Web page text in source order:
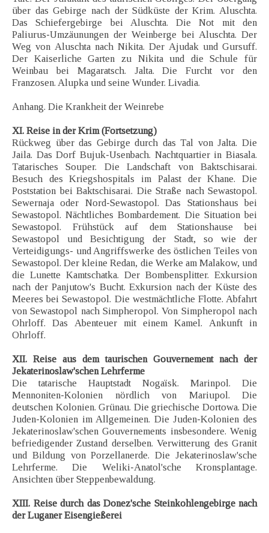
über das Gebirge nach der Südküste der Krim. Aluschta.
Das Schiefergebirge bei Aluschta. Die Not mit den
Paliurus-Umzäunungen der Weinberge bei Aluschta. Der
Weg von Aluschta nach Nikita. Der Ajudak und Gursuff.
Der Kaiserliche Garten zu Nikita und die Schule für
Weinbau bei Magaratsch. Jalta. Die Furcht vor den
Franzosen. Alupka und seine Wunder. Livadia.
Anhang. Die Krankheit der Weinrebe
XI. Reise in der Krim (Fortsetzung)
Rückweg über das Gebirge durch das Tal von Jalta. Die
Jaila. Das Dorf Bujuk-Usenbach. Nachtquartier in Biasala.
Tatarisches Souper. Die Landschaft von Baktschisarai.
Besuch des Kriegshospitals im Palast der Khane. Die
Poststation bei Baktschisarai. Die Straße nach Sewastopol.
Sewernaja oder Nord-Sewastopol. Das Stationshaus bei
Sewastopol. Nächtliches Bombardement. Die Situation bei
Sewastopol. Frühstück auf dem Stationshause bei
Sewastopol und Besichtigung der Stadt, so wie der
Verteidigungs- und Angriffswerke des östlichen Teiles von
Sewastopol. Der kleine Redan, die Werke am Malakow, und
die Lunette Kamtschatka. Der Bombensplitter. Exkursion
nach der Panjutow's Bucht. Exkursion nach der Küste des
Meeres bei Sewastopol. Die westmächtliche Flotte. Abfahrt
von Sewastopol nach Simpheropol. Von Simpheropol nach
Ohrloff. Das Abenteuer mit einem Kamel. Ankunft in
Ohrloff.
XII. Reise aus dem taurischen Gouvernement nach der
Jekaterinoslaw'schen Lehrferme
Die tatarische Hauptstadt Nogaïsk. Marinpol. Die
Mennoniten-Kolonien nördlich von Mariupol. Die
deutschen Kolonien. Grünau. Die griechische Dortowa. Die
Juden-Kolonien im Allgemeinen. Die Juden-Kolonien des
Jekaterinoslaw'schen Gouvernements insbesondere. Wenig
befriedigender Zustand derselben. Verwitterung des Granit
und Bildung von Porzellanerde. Die Jekaterinoslaw'sche
Lehrferme. Die Weliki-Anatol'sche Kronsplantage.
Ansichten über Steppenbewaldung.
XIII. Reise durch das Donez'sche Steinkohlengebirge nach
der Luganer Eisengießerei